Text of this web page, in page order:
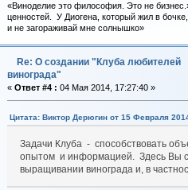
«Виноделие это философия. Это не
ценностей. У Диогена, который жил в
и не загораживай мне солнышко»
Re: О создании "Клуба любителей
винограда"
« Ответ #4 : 04 Мая 2014, 17:27:40 »
Цитата: Виктор Дерюгин от 15 Февраля
Задачи Клуба - способствовать
опытом и информацией. Здесь Вы
выращивании винограда и, в